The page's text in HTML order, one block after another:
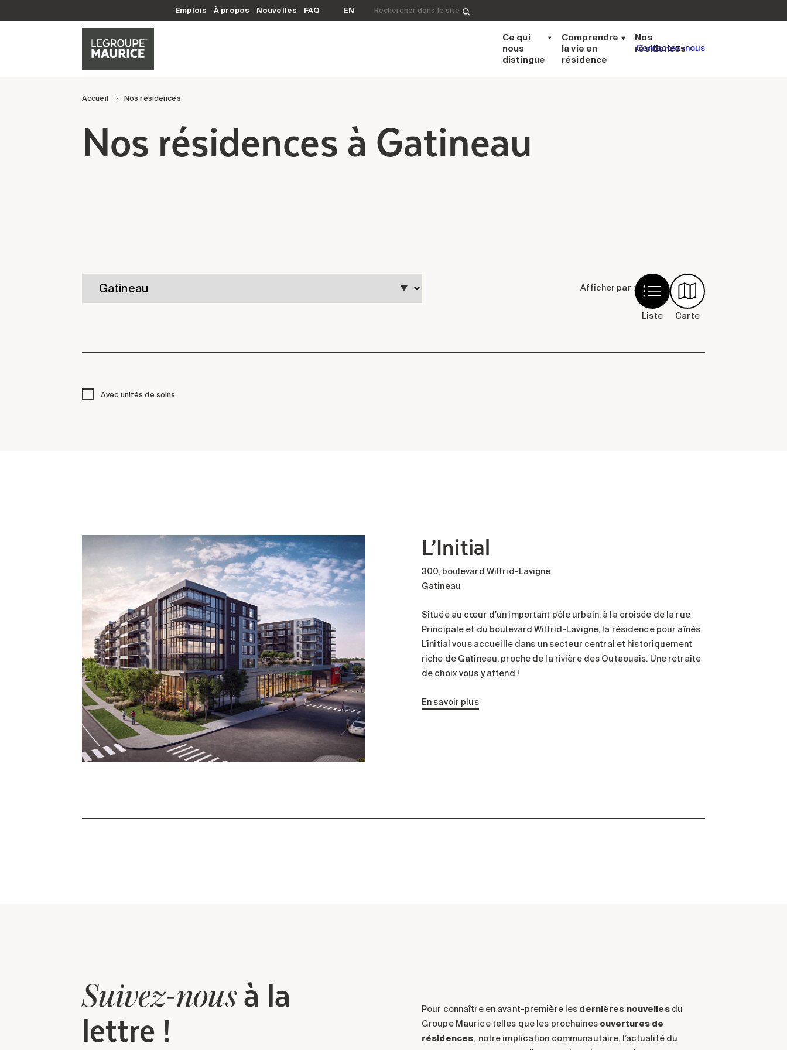
Emplois À propos Nouvelles FAQ EN Rechercher&nbsp;:
Ce qui
nous
distingue
Comprendre
la vie en
résidence
Nos
résidences
Contactez-nous
Accueil Nos résidences
Nos résidences à Gatineau
Afficher par :
Liste Carte
Avec unités de soins
L’Initial
300, boulevard Wilfrid-Lavigne
Gatineau
Située au cœur d’un important pôle urbain, à la croisée de la rue
Principale et du boulevard Wilfrid-Lavigne, la résidence pour aînés
L’initial vous accueille dans un secteur central et historiquement
riche de Gatineau, proche de la rivière des Outaouais. Une retraite
de choix vous y attend !
En savoir plus
Suivez-nousà la
lettre ! Pour connaître en avant-première les dernières nouvelles du
Groupe Maurice telles que les prochaines ouvertures de
résidences, notre implication communautaire, l’actualité du